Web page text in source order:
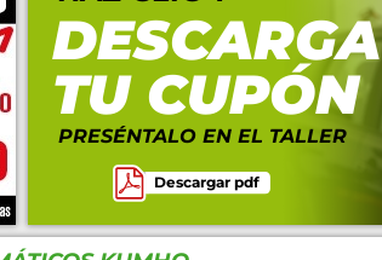
DESCARGA
TU CUPÓN
PRESÉNTALO EN EL TALLER
Descargar pdf